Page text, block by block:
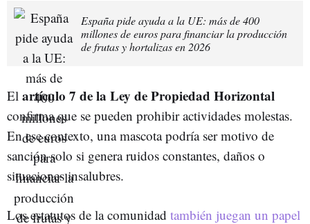
España pide ayuda a la UE: más de 400
millones de euros para financiar la producción
de frutas y hortalizas en 2026
El artículo 7 de la Ley de Propiedad Horizontal
confirma que se pueden prohibir actividades molestas.
En ese contexto, una mascota podría ser motivo de
sanción solo si genera ruidos constantes, daños o
situaciones insalubres.
Los estatutos de la comunidad también juegan un papel